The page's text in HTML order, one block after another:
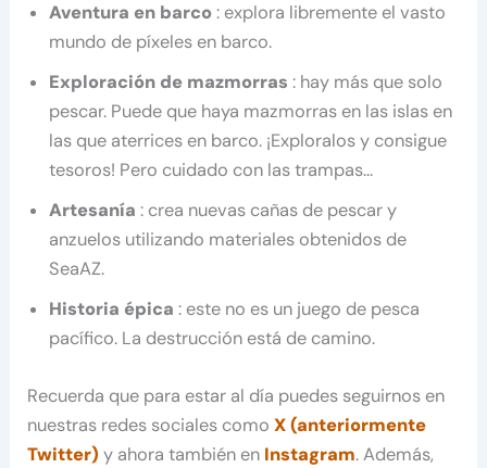
Aventura en barco: explora libremente el vasto
mundo de píxeles en barco.
Exploración de mazmorras : hay más que solo
pescar. Puede que haya mazmorras en las islas en
las que aterrices en barco. ¡Exploralos y consigue
tesoros! Pero cuidado con las trampas…
Artesanía : crea nuevas cañas de pescar y
anzuelos utilizando materiales obtenidos de
SeaAZ.
Historia épica : este no es un juego de pesca
pacífico. La destrucción está de camino.
Recuerda que para estar al día puedes seguirnos en
nuestras redes sociales comoX (anteriormente
Twitter) y ahora también en Instagram. Además,